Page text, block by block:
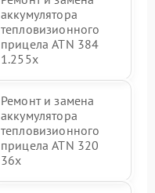
аккумулятора
тепловизионного
прицела ATN 384
1.255х
Ремонт и замена
аккумулятора
тепловизионного
прицела ATN 320
36x